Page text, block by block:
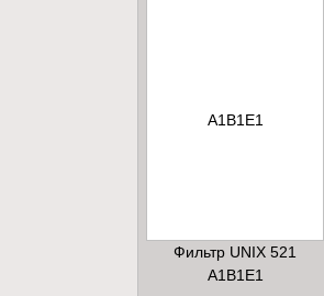
Фильтр UNIX 521
A1B1E1